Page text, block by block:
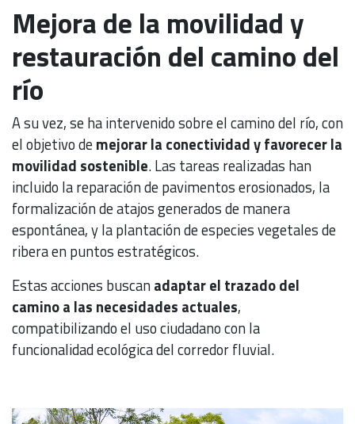
Mejora de la movilidad y
restauración del camino del
río
A su vez, se ha intervenido sobre el camino del río, con
el objetivo demejorar la conectividad y favorecer la
movilidad sostenible. Las tareas realizadas han
incluido la reparación de pavimentos erosionados, la
formalización de atajos generados de manera
espontánea, y la plantación de especies vegetales de
ribera en puntos estratégicos.
Estas acciones buscanadaptar el trazado del
camino a las necesidades actuales,
compatibilizando el uso ciudadano con la
funcionalidad ecológica del corredor fluvial.